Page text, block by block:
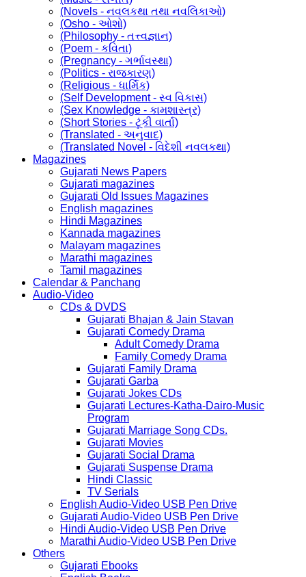
(Novels - નવલકથા તથા નવલિકાઓ)
(Osho - ઓશો)
(Philosophy - તત્ત્વજ્ઞાન)
(Poem - કવિતા)
(Pregnancy - ગર્ભાવસ્થા)
(Politics - રાજકારણ)
(Religious - ધાર્મિક)
(Self Development - સ્વ વિકાસ)
(Sex Knowledge - કામશાસ્ત્ર)
(Short Stories - ટૂંકી વાર્તા)
(Translated - અનુવાદ)
(Translated Novel - વિદેશી નવલકથા)
Magazines
Gujarati News Papers
Gujarati magazines
Gujarati Old Issues Magazines
English magazines
Hindi Magazines
Kannada magazines
Malayam magazines
Marathi magazines
Tamil magazines
Calendar & Panchang
Audio-Video
CDs & DVDS
Gujarati Bhajan & Jain Stavan
Gujarati Comedy Drama
Adult Comedy Drama
Family Comedy Drama
Gujarati Family Drama
Gujarati Garba
Gujarati Jokes CDs
Gujarati Lectures-Katha-Dairo-Music
Program
Gujarati Marriage Song CDs.
Gujarati Movies
Gujarati Social Drama
Gujarati Suspense Drama
Hindi Classic
TV Serials
English Audio-Video USB Pen Drive
Gujarati Audio-Video USB Pen Drive
Hindi Audio-Video USB Pen Drive
Marathi Audio-Video USB Pen Drive
Others
Gujarati Ebooks